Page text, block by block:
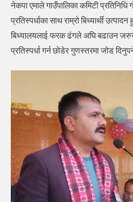
नेकपा एमाले गाउँपालिका कमिटी प्रतिनिधि
प्रतिस्पर्धाका साथ राम्रो बिध्यार्थी
बिध्यालयलाई फरक ढंगले अघि बढाउन
प्रतिस्पर्धा गर्न छोडेर गुणस्तरमा जोड